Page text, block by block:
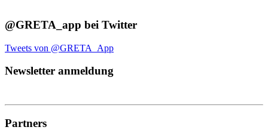
@GRETA_app bei Twitter
Tweets von @GRETA_App
Newsletter anmeldung
Partners